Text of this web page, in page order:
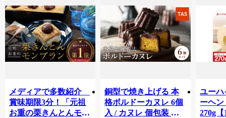
メディアで多数紹介
賞味期限3分！「元祖
お重の栗きんとんモン
銅型で焼き上げる 本
格ボルドーカヌレ 6個
入 / カヌレ 個包装 外
ユーハ
ーヘ
270g【